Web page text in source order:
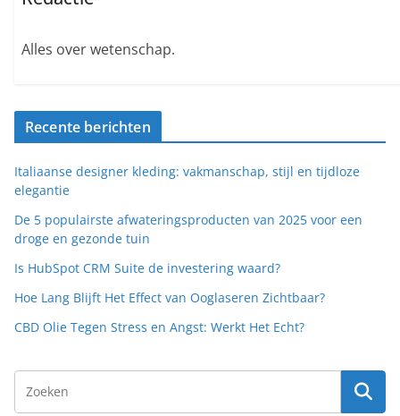
Alles over wetenschap.
Recente berichten
Italiaanse designer kleding: vakmanschap, stijl en tijdloze
elegantie
De 5 populairste afwateringsproducten van 2025 voor een
droge en gezonde tuin
Is HubSpot CRM Suite de investering waard?
Hoe Lang Blijft Het Effect van Ooglaseren Zichtbaar?
CBD Olie Tegen Stress en Angst: Werkt Het Echt?